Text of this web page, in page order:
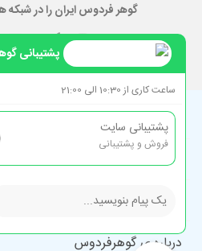
گوهر فردوس ایران را در شبکه
حساب کاربری
راهنمای مشتریان
دسته‌بندی‌های پرطرفدار
درباره ی گوهرفردوس
پشتیبانی
ساعت کاری از 10:30 الی 21:00
پشتیبانی سایت
فروش و پشتیبانی